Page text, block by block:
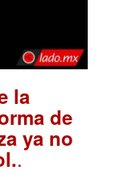
la
de
ya no
.